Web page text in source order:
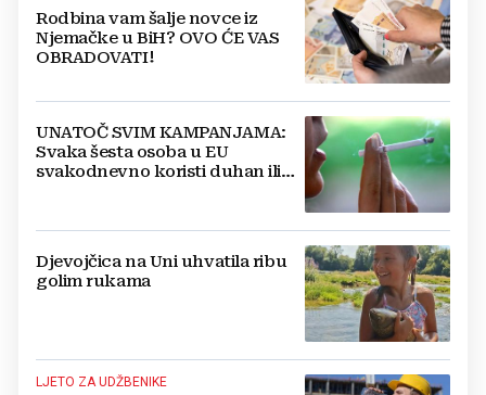
Rodbina vam šalje novce iz
Njemačke u BiH? OVO ĆE VAS
OBRADOVATI!
UNATOČ SVIM KAMPANJAMA:
Svaka šesta osoba u EU
svakodnevno koristi duhan ili
Djevojčica na Uni uhvatila ribu
golim rukama
LJETO ZA UDŽBENIKE